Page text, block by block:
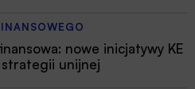
nowe inicjatywy KE
unijnej